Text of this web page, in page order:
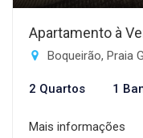
Apartamento à
Boqueirão, Praia
2 Quartos 1
Mais informações